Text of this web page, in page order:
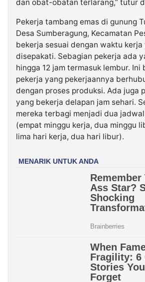
dan obat-obatan terlarang,” tutur
Pekerja tambang emas di gunung
Desa Sumberagung, Kecamatan
bekerja sesuai dengan waktu kerja
disepakati. Sebagian pekerja ada
hingga 12 jam termasuk lembur. Ini
pekerja yang pekerjaannya
dengan proses produksi. Ada juga
yang bekerja delapan jam sehari.
mereka terbagi menjadi dua
(empat minggu kerja, dua minggu
lima hari kerja, dua hari libur).